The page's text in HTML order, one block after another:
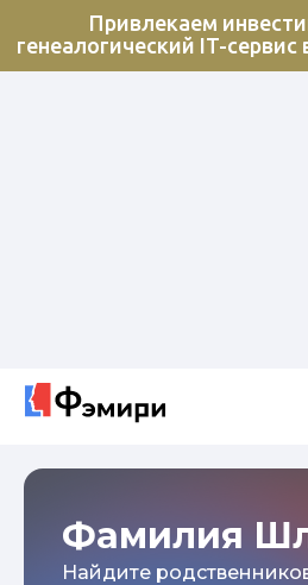
Привлекаем
генеалогический IT-сервис
Фамилия
Найдите